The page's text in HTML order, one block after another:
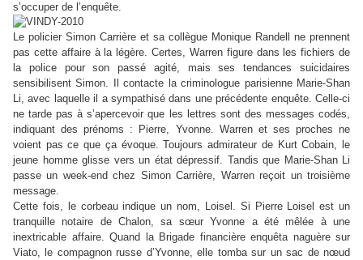
s’occuper de l’enquête.
Le policier Simon Carrière et sa collègue Monique Randell ne prennent
pas cette affaire à la légère. Certes, Warren figure dans les fichiers de
la police pour son passé agité, mais ses tendances suicidaires
sensibilisent Simon. Il contacte la criminologue parisienne Marie-Shan
Li, avec laquelle il a sympathisé dans une précédente enquête. Celle-ci
ne tarde pas à s’apercevoir que les lettres sont des messages codés,
indiquant des prénoms : Pierre, Yvonne. Warren et ses proches ne
voient pas ce que ça évoque. Toujours admirateur de Kurt Cobain, le
jeune homme glisse vers un état dépressif. Tandis que Marie-Shan Li
passe un week-end chez Simon Carrière, Warren reçoit un troisième
message.
Cette fois, le corbeau indique un nom, Loisel. Si Pierre Loisel est un
tranquille notaire de Chalon, sa sœur Yvonne a été mêlée à une
inextricable affaire. Quand la Brigade financière enquêta naguère sur
Viato, le compagnon russe d’Yvonne, elle tomba sur un sac de nœud